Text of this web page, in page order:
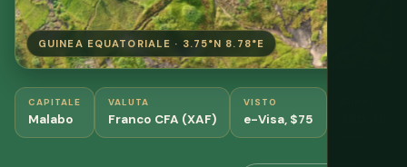
GUINEA EQUATORIALE · 3.75°N 8.78°E
CAPITALE
Malabo
VALUTA
Franco CFA (XAF)
VISTO
e-Visa, $75